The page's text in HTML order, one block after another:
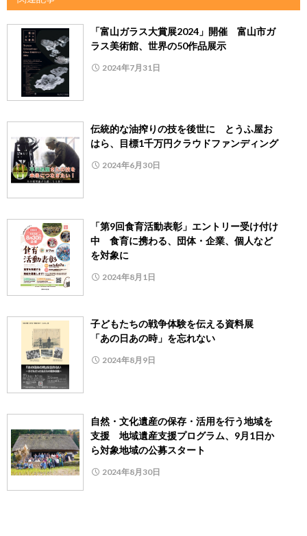
「富山ガラス大賞展2024」開催 富山市ガ
ラス美術館、世界の50作品展示
2024年7月31日
伝統的な油搾りの技を後世に とうふ屋お
はら、目標1千万円クラウドファンディング
2024年6月30日
「第9回食育活動表彰」エントリー受け付け
中 食育に携わる、団体・企業、個人など
を対象に
2024年8月1日
子どもたちの戦争体験を伝える資料展
「あの日あの時」を忘れない
2024年8月9日
自然・文化遺産の保存・活用を行う地域を
支援 地域遺産支援プログラム、9月1日か
ら対象地域の公募スタート
2024年8月30日